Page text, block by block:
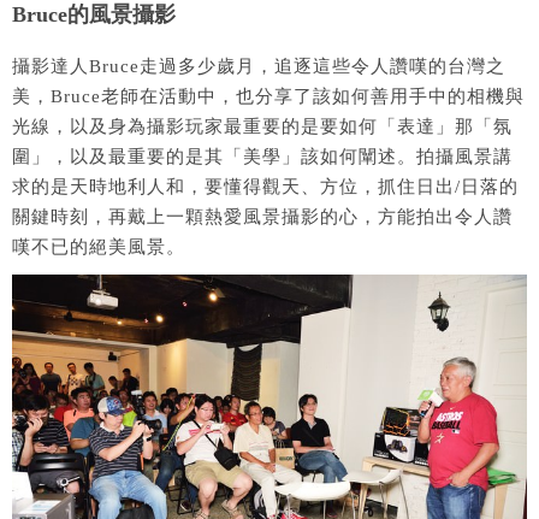
Bruce的風景攝影
攝影達人Bruce走過多少歲月，追逐這些令人讚嘆的台灣之
美，Bruce老師在活動中，也分享了該如何善用手中的相機與
光線，以及身為攝影玩家最重要的是要如何「表達」那「氛
圍」，以及最重要的是其「美學」該如何闡述。拍攝風景講
求的是天時地利人和，要懂得觀天、方位，抓住日出/日落的
關鍵時刻，再戴上一顆熱愛風景攝影的心，方能拍出令人讚
嘆不已的絕美風景。